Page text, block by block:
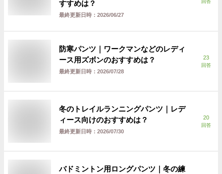
すすめは？
最終更新日時： 2026/06/27
回答
防寒パンツ｜ワークマンなどのレディ
ース用ズボンのおすすめは？
最終更新日時： 2026/07/28
23
回答
冬のトレイルランニングパンツ｜レデ
ィース向けのおすすめは？
最終更新日時： 2026/07/30
20
回答
バドミントン用ロングパンツ｜冬の練